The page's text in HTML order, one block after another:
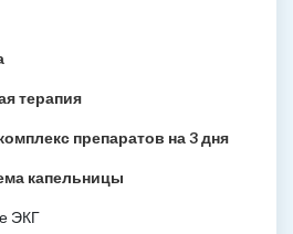
терапия
препаратов на 3 дня
капельницы
ЭКГ